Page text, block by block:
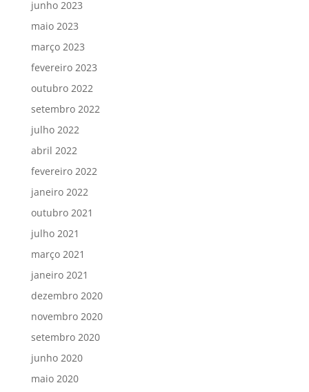
junho 2023
maio 2023
março 2023
fevereiro 2023
outubro 2022
setembro 2022
julho 2022
abril 2022
fevereiro 2022
janeiro 2022
outubro 2021
julho 2021
março 2021
janeiro 2021
dezembro 2020
novembro 2020
setembro 2020
junho 2020
maio 2020